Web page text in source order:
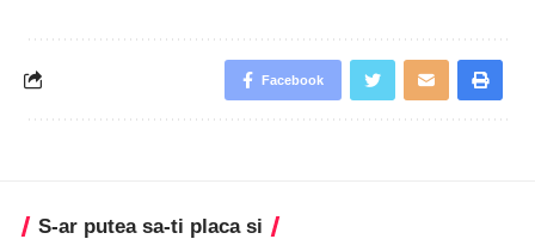
Facebook
S-ar putea sa-ti placa si